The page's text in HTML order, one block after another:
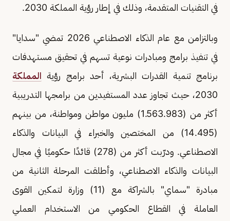
في التقنيات المتقدمة، وذلك في إطار رؤية المملكة 2030.
وبالتزامن مع عام الذكاء الاصطناعي 2026 تمضي "سدايا"
في تنفيذ برامج ومبادرات نوعية تسهم في تحقيق مستهدفات
برنامج تنمية القدرات البشرية، أحد برامج رؤية المملكة
2030، حيث تجاوز عدد المستفيدين من برامجها التدريبية
أكثر من (1.563.983) مليون مواطن ومواطنة، من بينهم
(14.495) من المختصين والخبراء في البيانات والذكاء
الاصطناعي. ودرّبت أكثر من (278) قائدًا حكوميًا في مجال
البيانات والذكاء الاصطناعي، وأطلقت المرحلة الثانية من
مبادرة "سماي" بالشراكة مع (11) وزارة لتمكين القوى
العاملة في القطاع الحكومي من الاستخدام العملي